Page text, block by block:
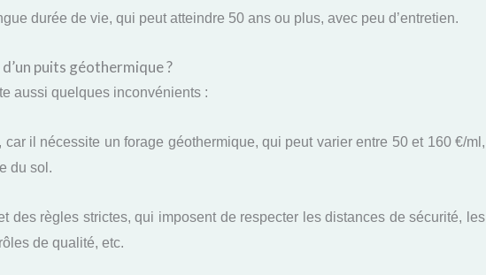
durée de vie, qui peut atteindre 50 ans ou plus, avec peu d’entretien.
puits géothermique ?
aussi quelques inconvénients :
car il nécessite un forage géothermique, qui peut varier entre 50 et 160 €/ml,
du sol.
des règles strictes, qui imposent de respecter les distances de sécurité, les
de qualité, etc.